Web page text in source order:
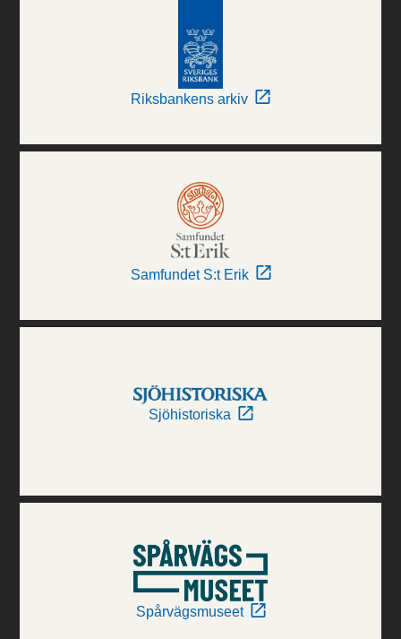
Riksbankens arkiv
Samfundet S:t Erik
Sjöhistoriska
Spårvägsmuseet